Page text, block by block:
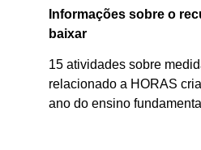
Informações sobre o
baixar
15 atividades sobre
relacionado a HORAS
ano do ensino fundamental